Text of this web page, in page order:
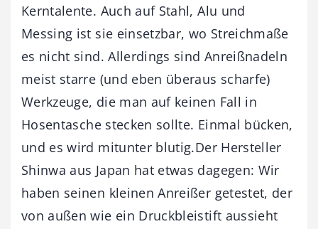
Kerntalente. Auch auf Stahl, Alu und
Messing ist sie einsetzbar, wo Streichmaße
es nicht sind. Allerdings sind Anreißnadeln
meist starre (und eben überaus scharfe)
Werkzeuge, die man auf keinen Fall in
Hosentasche stecken sollte. Einmal bücken,
und es wird mitunter blutig.Der Hersteller
Shinwa aus Japan hat etwas dagegen: Wir
haben seinen kleinen Anreißer getestet, der
von außen wie ein Druckbleistift aussieht